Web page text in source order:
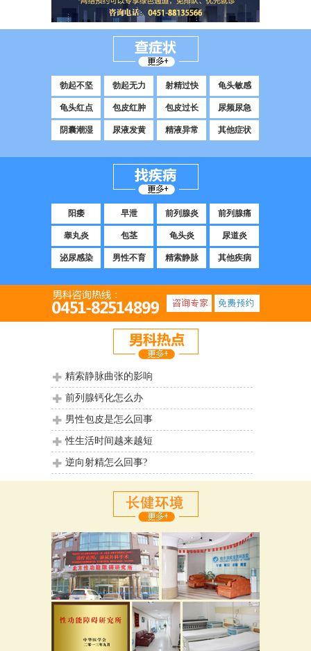
勃起不坚 勃起无力 射精过快 龟头敏感
龟头红点 包皮红肿 包皮过长 尿频尿急
阴囊潮湿 尿液发黄 精液异常 其他症状
阳痿 早泄 前列腺炎 前列腺痛
睾丸炎 包茎 龟头炎 尿道炎
泌尿感染 男性不育 精索静脉 其他疾病
精索静脉曲张的影响
前列腺钙化怎么办
男性包皮是怎么回事
性生活时间越来越短
逆向射精怎么回事?